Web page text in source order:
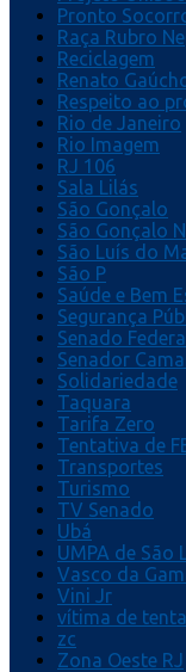
Pronto
Raça Rubro
Reciclagem
Renato
Respeito ao
Rio de Janeiro
Rio Imagem
RJ 106
Sala Lilás
São Gonçalo
São Gonçalo
São Luís do
São P
Saúde e Bem
Segurança
Senado Federal
Senador
Solidariedade
Taquara
Tarifa Zero
Tentativa de
Transportes
Turismo
TV Senado
Ubá
UMPA de São
Vasco da
Vini Jr
vítima de
zc
Zona Oeste RJ